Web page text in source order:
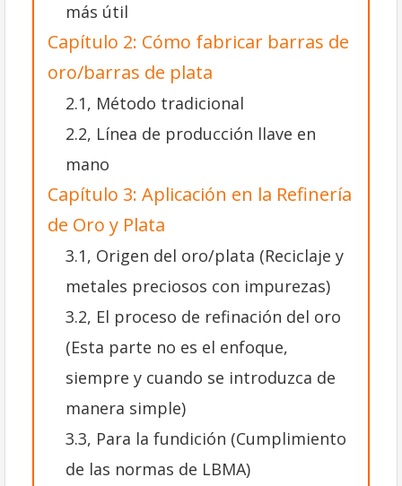
más útil
Capítulo 2: Cómo fabricar barras de
oro/barras de plata
2.1, Método tradicional
2.2, Línea de producción llave en
mano
Capítulo 3: Aplicación en la Refinería
de Oro y Plata
3.1, Origen del oro/plata (Reciclaje y
metales preciosos con impurezas)
3.2, El proceso de refinación del oro
(Esta parte no es el enfoque,
siempre y cuando se introduzca de
manera simple)
3.3, Para la fundición (Cumplimiento
de las normas de LBMA)